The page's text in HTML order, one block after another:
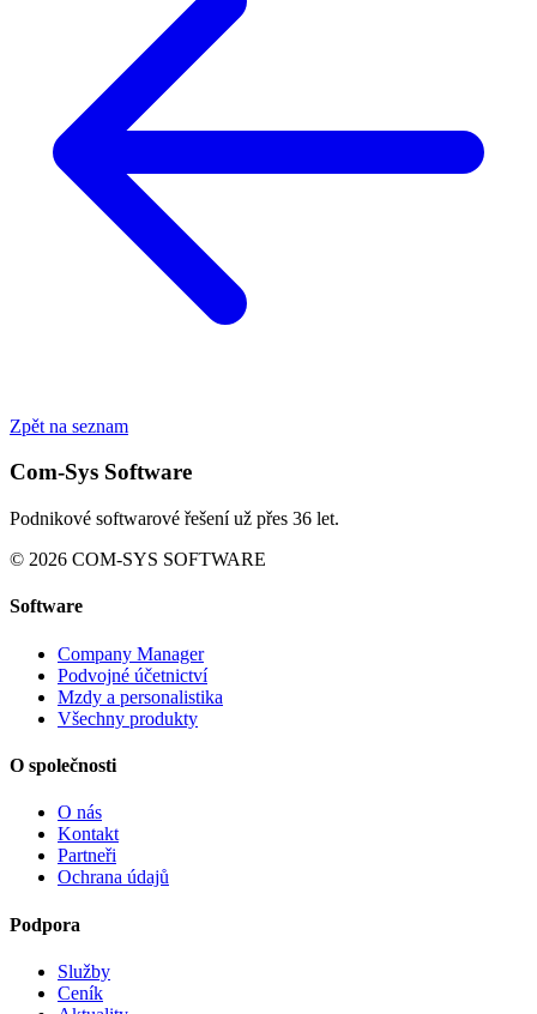
Zpět na seznam
Com-Sys Software
Podnikové softwarové řešení už přes 36 let.
© 2026 COM-SYS SOFTWARE
Software
Company Manager
Podvojné účetnictví
Mzdy a personalistika
Všechny produkty
O společnosti
O nás
Kontakt
Partneři
Ochrana údajů
Podpora
Služby
Ceník